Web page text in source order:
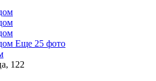
Еще 25 фото
122